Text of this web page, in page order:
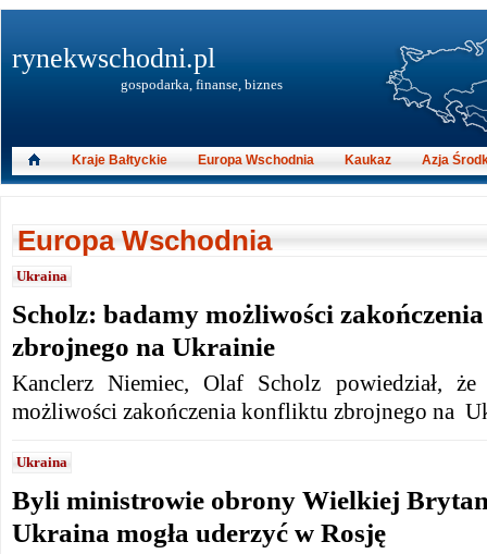
Europa Wschodnia
Ukraina
Scholz: badamy możliwości
zbrojnego na Ukrainie
Kanclerz Niemiec, Olaf Scholz powiedział, że
możliwości zakończenia konfliktu zbrojnego na
Ukraina
Byli ministrowie obrony Wielkiej
Ukraina mogła uderzyć w Rosję
rynekwschodni.pl
gospodarka, finanse, biznes
Kraje Bałtyckie Europa Wschodnia Kaukaz Azja